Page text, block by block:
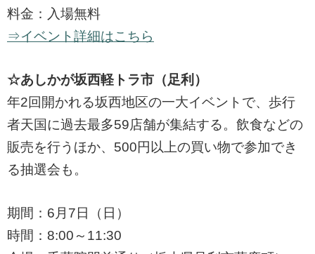
料金：入場無料
⇒イベント詳細はこちら
☆あしかが坂西軽トラ市（足利）
年2回開かれる坂西地区の一大イベントで、歩行
者天国に過去最多59店舗が集結する。飲食などの
販売を行うほか、500円以上の買い物で参加でき
る抽選会も。
期間：6月7日（日）
時間：8:00～11:30